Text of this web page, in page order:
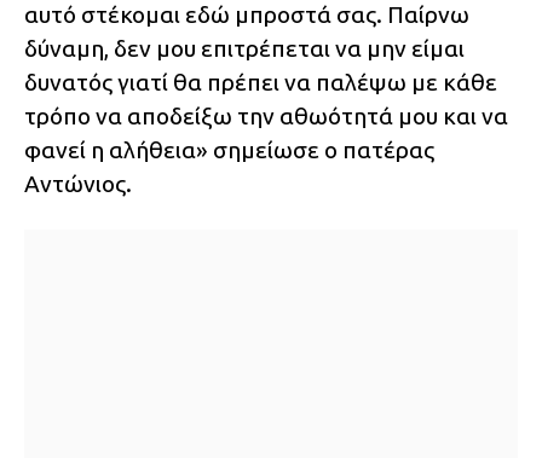
αυτό στέκομαι εδώ μπροστά σας. Παίρνω
δύναμη, δεν μου επιτρέπεται να μην είμαι
δυνατός γιατί θα πρέπει να παλέψω με κάθε
τρόπο να αποδείξω την αθωότητά μου και να
φανεί η αλήθεια» σημείωσε ο πατέρας
Αντώνιος.